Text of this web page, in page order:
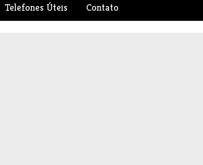
Telefones Úteis Contato